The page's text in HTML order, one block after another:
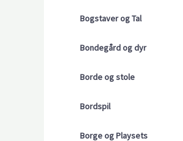
Bogstaver og Tal
Bondegård og dyr
Borde og stole
Bordspil
Borge og Playsets